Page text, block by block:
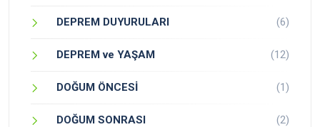
DEPREM DUYURULARI (6)
DEPREM ve YAŞAM (12)
DOĞUM ÖNCESİ (1)
DOĞUM SONRASI (2)